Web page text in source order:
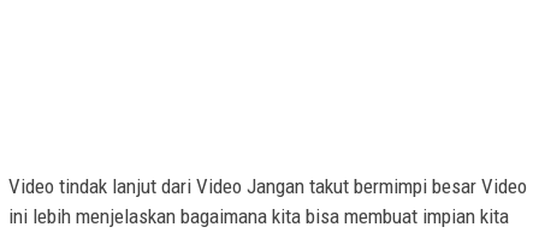
Video tindak lanjut dari Video Jangan takut bermimpi besar Video
ini lebih menjelaskan bagaimana kita bisa membuat impian kita